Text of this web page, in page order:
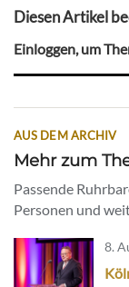
Diesen Artikel
Einloggen, um
AUS DEM ARCHIV
Mehr zum
Passende
Personen und
8.